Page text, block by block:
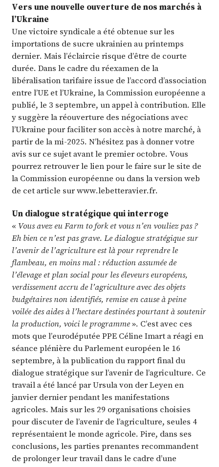
Vers une nouvelle ouverture de nos marchés à
l’Ukraine
Une victoire syndicale a été obtenue sur les
importations de sucre ukrainien au printemps
dernier. Mais l’éclaircie risque d’être de courte
durée. Dans le cadre du réexamen de la
libéralisation tarifaire issue de l’accord d’association
entre l’UE et l’Ukraine, la Commission européenne a
publié, le 3 septembre, un appel à contribution. Elle
y suggère la réouverture des négociations avec
l’Ukraine pour faciliter son accès à notre marché, à
partir de la mi-2025. N’hésitez pas à donner votre
avis sur ce sujet avant le premier octobre. Vous
pourrez retrouver le lien pour le faire sur le site de
la Commission européenne ou dans la version web
de cet article sur www.lebetteravier.fr.
Un dialogue stratégique qui interroge
« Vous avez eu Farm to fork et vous n’en vouliez pas ?
Eh bien ce n’est pas grave. Le dialogue stratégique sur
l’avenir de l’agriculture est là pour reprendre le
flambeau, en moins mal : réduction assumée de
l’élevage et plan social pour les éleveurs européens,
verdissement accru de l’agriculture avec des objets
budgétaires non identifiés, remise en cause à peine
voilée des aides à l’hectare destinées pourtant à soutenir
la production, voici le programme». C’est avec ces
mots que l’eurodéputée PPE Céline Imart a réagi en
séance plénière du Parlement européen le 16
septembre, à la publication du rapport final du
dialogue stratégique sur l’avenir de l’agriculture. Ce
travail a été lancé par Ursula von der Leyen en
janvier dernier pendant les manifestations
agricoles. Mais sur les 29 organisations choisies
pour discuter de l’avenir de l’agriculture, seules 4
représentaient le monde agricole. Pire, dans ses
conclusions, les parties prenantes recommandent
de prolonger leur travail dans le cadre d’une